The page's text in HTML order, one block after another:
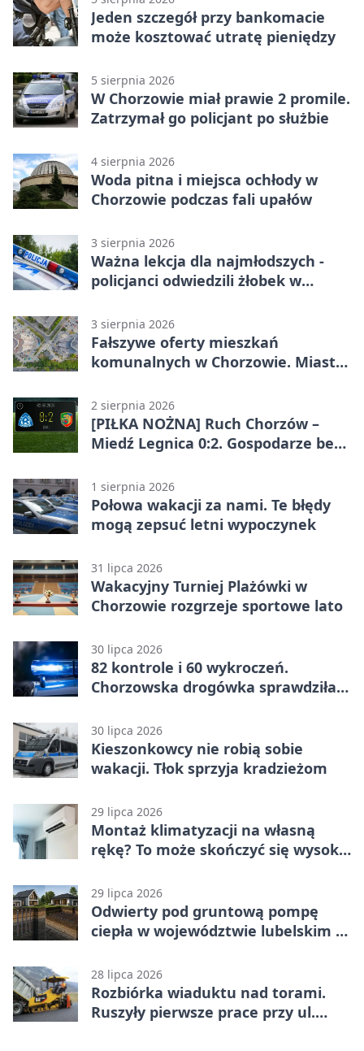
Jeden szczegół przy bankomacie
może kosztować utratę pieniędzy
5 sierpnia 2026
W Chorzowie miał prawie 2 promile.
Zatrzymał go policjant po służbie
4 sierpnia 2026
Woda pitna i miejsca ochłody w
Chorzowie podczas fali upałów
3 sierpnia 2026
Ważna lekcja dla najmłodszych -
policjanci odwiedzili żłobek w
3 sierpnia 2026
Fałszywe oferty mieszkań
komunalnych w Chorzowie. Miasto
2 sierpnia 2026
[PIŁKA NOŻNA] Ruch Chorzów –
Miedź Legnica 0:2. Gospodarze bez
1 sierpnia 2026
Połowa wakacji za nami. Te błędy
mogą zepsuć letni wypoczynek
31 lipca 2026
Wakacyjny Turniej Plażówki w
Chorzowie rozgrzeje sportowe lato
30 lipca 2026
82 kontrole i 60 wykroczeń.
Chorzowska drogówka sprawdziła
30 lipca 2026
Kieszonkowcy nie robią sobie
wakacji. Tłok sprzyja kradzieżom
29 lipca 2026
Montaż klimatyzacji na własną
rękę? To może skończyć się wysoką
29 lipca 2026
Odwierty pod gruntową pompę
ciepła w województwie lubelskim -
28 lipca 2026
Rozbiórka wiaduktu nad torami.
Ruszyły pierwsze prace przy ul.